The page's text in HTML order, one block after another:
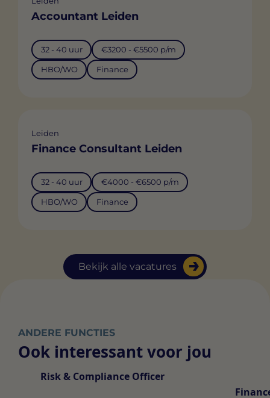
Bekijk alle vacatures
Accountant Leiden
32 - 40 uur €3200 - €5500 p/m
HBO/WO Finance
Leiden
Finance Consultant Leiden
32 - 40 uur €4000 - €6500 p/m
HBO/WO Finance
ANDERE FUNCTIES
Ook interessant voor jou
Risk & Compliance Officer